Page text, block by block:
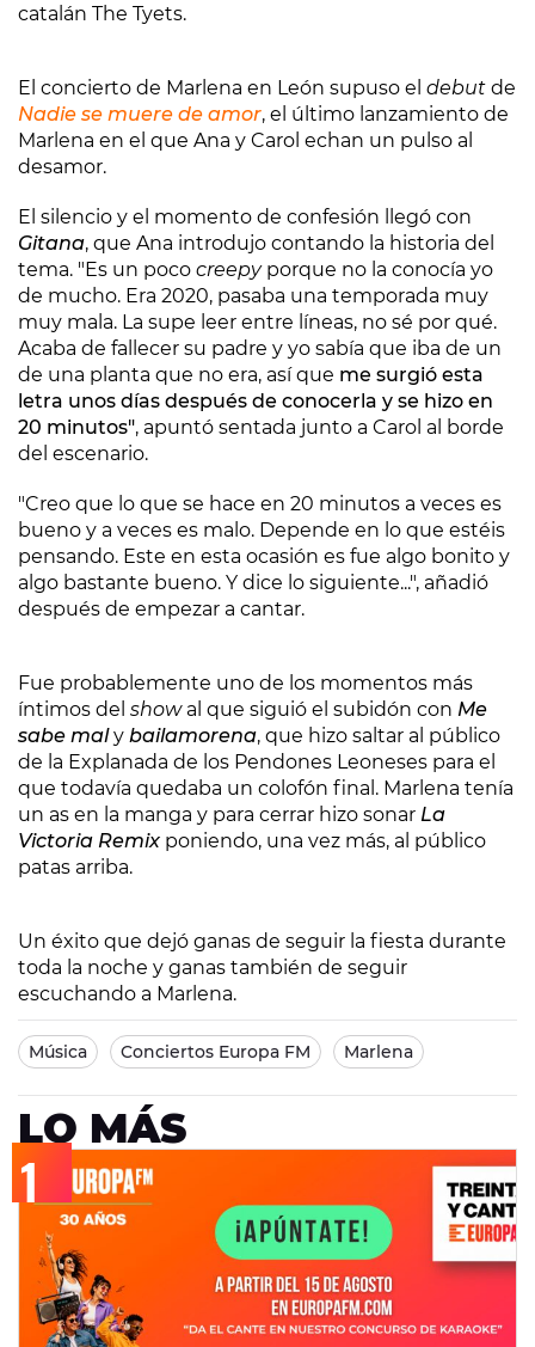
catalán The Tyets.
El concierto de Marlena en León supuso el debut de
Nadie se muere de amor, el último lanzamiento de
Marlena en el que Ana y Carol echan un pulso al
desamor.
El silencio y el momento de confesión llegó con
Gitana, que Ana introdujo contando la historia del
tema. "Es un poco creepy porque no la conocía yo
de mucho. Era 2020, pasaba una temporada muy
muy mala. La supe leer entre líneas, no sé por qué.
Acaba de fallecer su padre y yo sabía que iba de un
de una planta que no era, así que me surgió esta
letra unos días después de conocerla y se hizo en
20 minutos", apuntó sentada junto a Carol al borde
del escenario.
"Creo que lo que se hace en 20 minutos a veces es
bueno y a veces es malo. Depende en lo que estéis
pensando. Este en esta ocasión es fue algo bonito y
algo bastante bueno. Y dice lo siguiente...", añadió
después de empezar a cantar.
Fue probablemente uno de los momentos más
íntimos del showal que siguió el subidón con Me
sabe maly bailamorena, que hizo saltar al público
de la Explanada de los Pendones Leoneses para el
que todavía quedaba un colofón final. Marlena tenía
un as en la manga y para cerrar hizo sonar La
Victoria Remix poniendo, una vez más, al público
patas arriba.
Un éxito que dejó ganas de seguir la fiesta durante
toda la noche y ganas también de seguir
escuchando a Marlena.
Música Conciertos Europa FM Marlena
LO MÁS